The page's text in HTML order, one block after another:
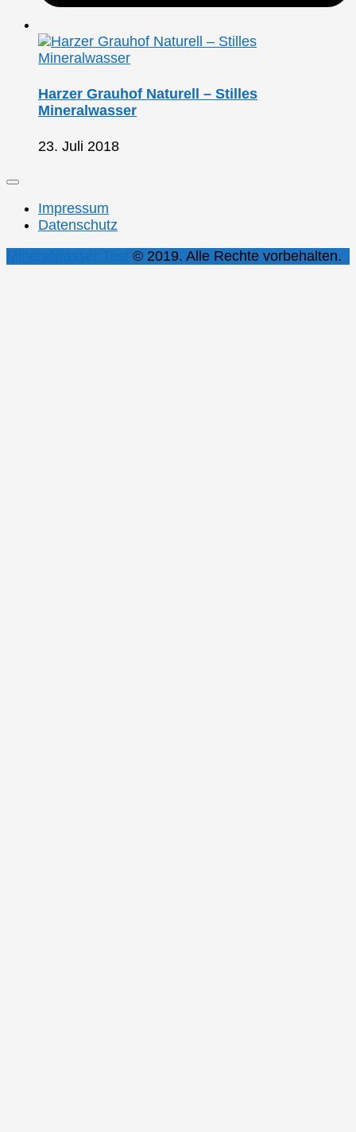
Harzer Grauhof Naturell – Stilles
Mineralwasser
23. Juli 2018
Impressum
Datenschutz
© 2019. Alle Rechte vorbehalten.